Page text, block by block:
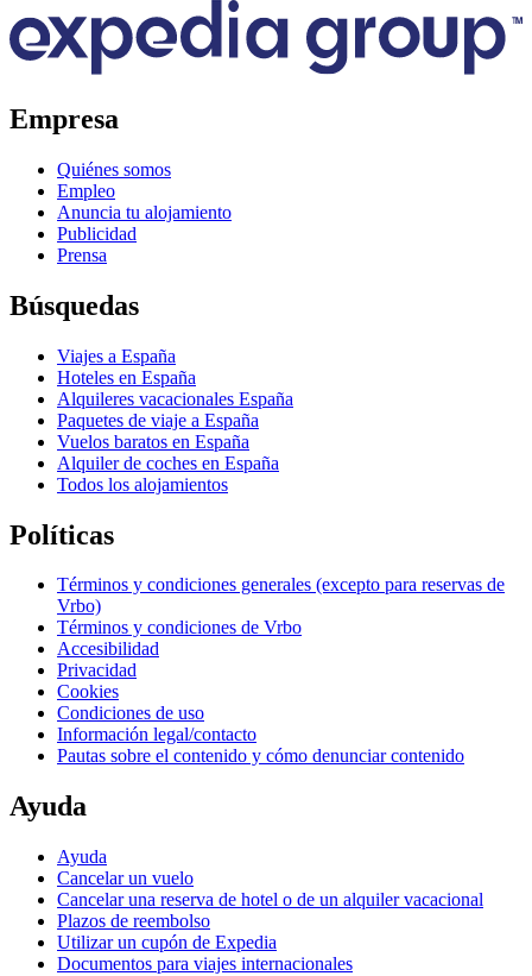
Empresa
Quiénes somos
Empleo
Anuncia tu alojamiento
Publicidad
Prensa
Búsquedas
Viajes a España
Hoteles en España
Alquileres vacacionales España
Paquetes de viaje a España
Vuelos baratos en España
Alquiler de coches en España
Todos los alojamientos
Políticas
Términos y condiciones generales (excepto para reservas de
Vrbo)
Términos y condiciones de Vrbo
Accesibilidad
Privacidad
Cookies
Condiciones de uso
Información legal/contacto
Pautas sobre el contenido y cómo denunciar contenido
Ayuda
Ayuda
Cancelar un vuelo
Cancelar una reserva de hotel o de un alquiler vacacional
Plazos de reembolso
Utilizar un cupón de Expedia
Documentos para viajes internacionales